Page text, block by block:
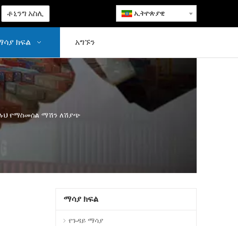
ቶኒንግ አስሊ ኢትዮጵያዊ
ክፍል አግኙን
ሉህ የማስመሰል ማሽን ለሽያጭ
ማሳያ ክፍል
የጉዳይ ማሳያ